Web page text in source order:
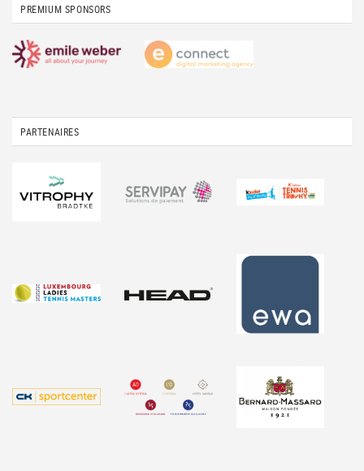
PREMIUM SPONSORS
PARTENAIRES